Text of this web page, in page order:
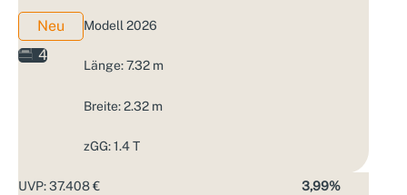
Neu
4
Modell 2026
Länge: 7.32 m
Breite: 2.32 m
zGG: 1.4 T
UVP: 37.408 € 3,99%